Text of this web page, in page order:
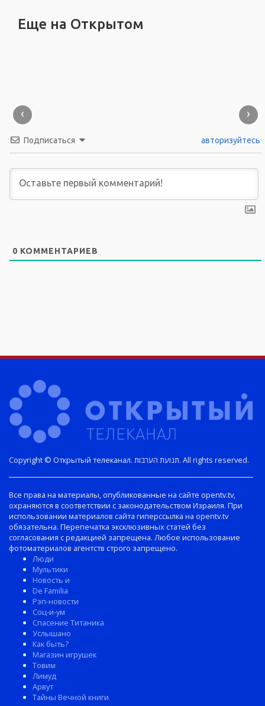
Еще на Открытом
‹ ›
Подписаться авторизуйтесь
0 КОММЕНТАРИЕВ
Copyright © Открытый телеканал. תנועת הערבות. All rights reserved.
Все права на материалы, опубликованные на сайте opentv.tv,
охраняются в соответствии с законодательством Израиля. При
использовании материалов сайта гиперссылка на opentv.tv
обязательна. Перепечатка эксклюзивных статей без
согласования с редакцией запрещена. Любое использование
фотоматериалов агентств строго запрещено.
Люди
Мультики
Новость и
De Familia
Рэп-новости
Соц-и-ум
Спасение Титаника
Услышано
Как быть?
Магазин игрушек
Товим
Лимуд
Арвут
Тайны Вечной книги